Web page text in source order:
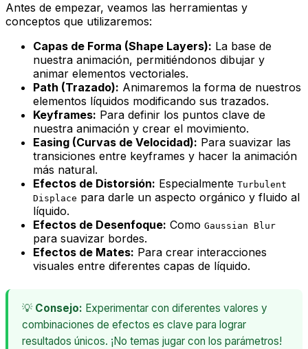
Antes de empezar, veamos las herramientas y
conceptos que utilizaremos:
Capas de Forma (Shape Layers): La base de
nuestra animación, permitiéndonos dibujar y
animar elementos vectoriales.
Path (Trazado): Animaremos la forma de nuestros
elementos líquidos modificando sus trazados.
Keyframes: Para definir los puntos clave de
nuestra animación y crear el movimiento.
Easing (Curvas de Velocidad): Para suavizar las
transiciones entre keyframes y hacer la animación
más natural.
Efectos de Distorsión: Especialmente Turbulent
Displace para darle un aspecto orgánico y fluido al
líquido.
Efectos de Desenfoque: Como Gaussian Blur
para suavizar bordes.
Efectos de Mates: Para crear interacciones
visuales entre diferentes capas de líquido.
💡 Consejo: Experimentar con diferentes valores y
combinaciones de efectos es clave para lograr
resultados únicos. ¡No temas jugar con los parámetros!